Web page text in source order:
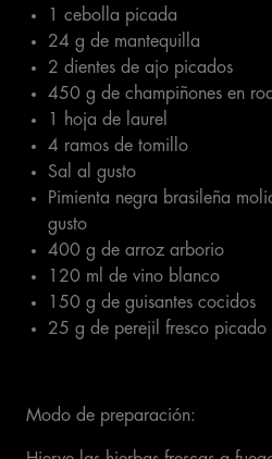
1 cebolla picada
24 g de mantequilla
2 dientes de ajo picados
450 g de champiñones en
1 hoja de laurel
4 ramos de tomillo
Sal al gusto
Pimienta negra brasileña
gusto
400 g de arroz arborio
120 ml de vino blanco
150 g de guisantes cocidos
25 g de perejil fresco picado
Modo de preparación: